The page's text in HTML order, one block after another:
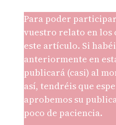
Para poder
vuestro relato en los
este artículo. Si
anteriormente en
publicará (casi) al
así, tendréis que
aprobemos su
poco de paciencia.